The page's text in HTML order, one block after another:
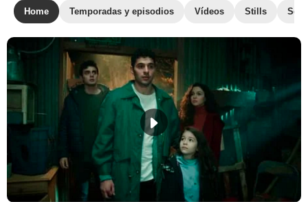
Home Temporadas y episodios Vídeos Stills